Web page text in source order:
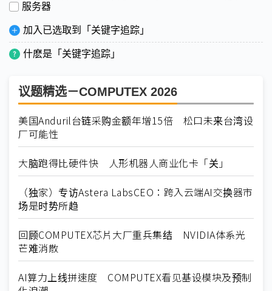
服务器
加入已选取到「关键字追踪」
什麽是「关键字追踪」
议题精选－COMPUTEX 2026
美国Anduril台链采购金额年增15倍 松口未来台湾设
厂可能性
大脑跑得比硬件快 人形机器人商业化卡「关」
（独家）专访Astera LabsCEO：跨入云端AI交换器市
场是时势所趋
回顾COMPUTEX芯片大厂重兵集结 NVIDIA体系光
芒难消散
AI算力上线拼速度 COMPUTEX看见基设模块及预制